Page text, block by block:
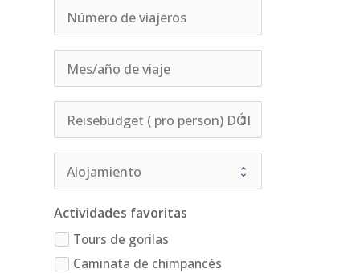
Actividades favoritas
Tours de gorilas
Caminata de chimpancés